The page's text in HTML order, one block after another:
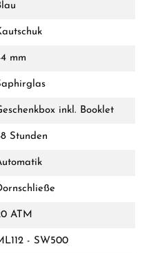
Chat
mm
inkl. Booklet
Stunden
ATM
- SW500